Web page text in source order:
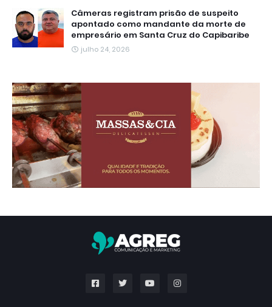
Câmeras registram prisão de suspeito
apontado como mandante da morte de
empresário em Santa Cruz do Capibaribe
julho 24, 2026